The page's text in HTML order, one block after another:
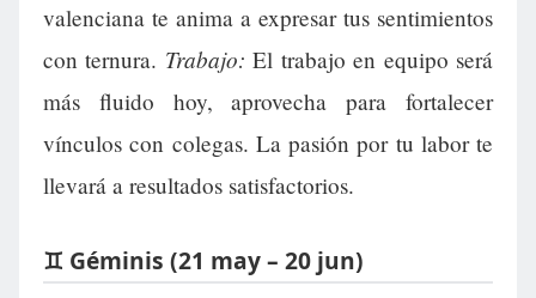
valenciana te anima a expresar tus sentimientos
con ternura. Trabajo: El trabajo en equipo será
más fluido hoy, aprovecha para fortalecer
vínculos con colegas. La pasión por tu labor te
llevará a resultados satisfactorios.
♊ Géminis (21 may – 20 jun)